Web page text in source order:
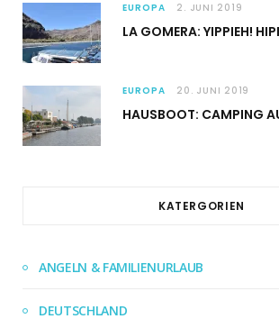
EUROPA 2. JUNI 2019
LA GOMERA: YIPPIEH!
EUROPA 20. JUNI 2019
HAUSBOOT: CAMPING
KATERGORIEN
ANGELN & FAMILIENURLAUB
DEUTSCHLAND